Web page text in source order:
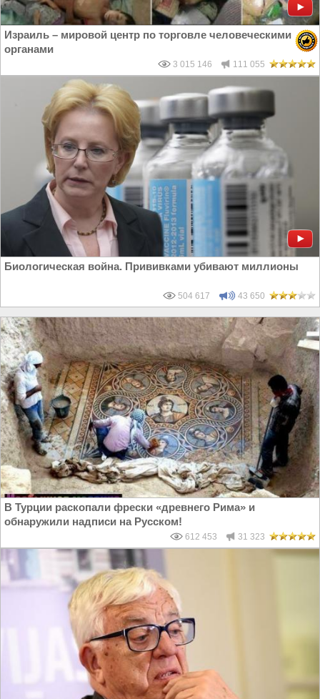
Израиль – мировой центр по торговле человеческими
органами
3 015 146 111 055
Биологическая война. Прививками убивают миллионы
504 617 43 650
В Турции раскопали фрески «древнего Рима» и
обнаружили надписи на Русском!
612 453 31 323